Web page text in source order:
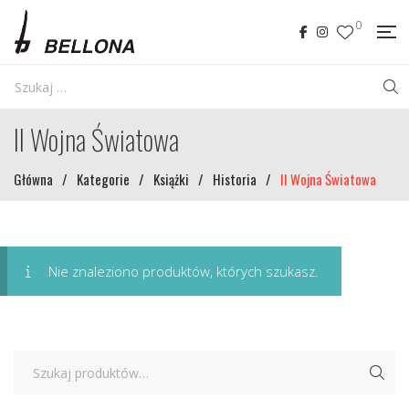
0
II Wojna Światowa
Główna / Kategorie / Książki / Historia / II Wojna Światowa
Nie znaleziono produktów, których szukasz.